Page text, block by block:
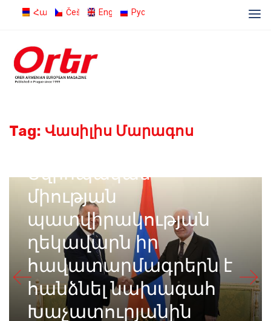
ՀայերենČeština English Русский
Tag: Վասիլիս Մարագոս
Եվրոպական
միության
պատվիրակության
ղեկավարն իր
հավատարմագրերն է
հանձնել նախագահ
Խաչատուրյանին